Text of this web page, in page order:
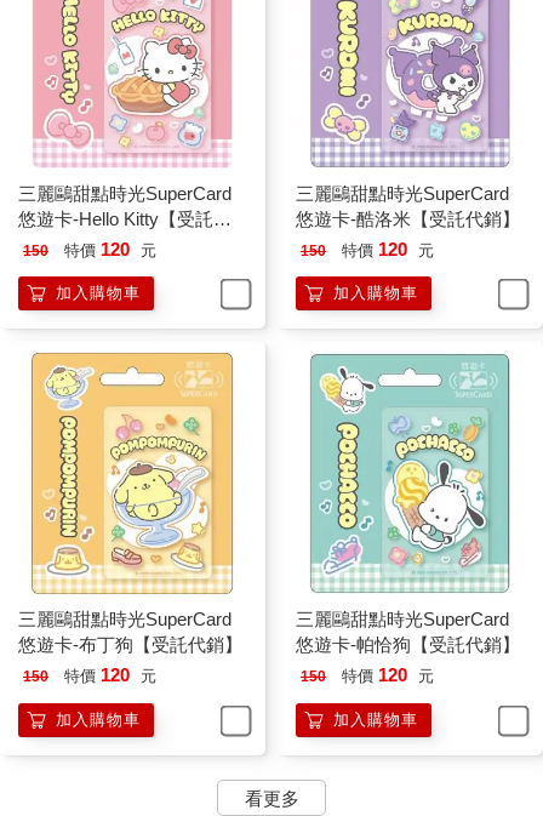
三麗鷗甜點時光SuperCard
悠遊卡-Hello Kitty【受託代
銷】
150 特價 120 元
加入購物車
三麗鷗甜點時光SuperCard
悠遊卡-酷洛米【受託代銷】
150 特價 120 元
加入購物車
三麗鷗甜點時光SuperCard
悠遊卡-布丁狗【受託代銷】
150 特價 120 元
加入購物車
三麗鷗甜點時光SuperCard
悠遊卡-帕恰狗【受託代銷】
150 特價 120 元
加入購物車
看更多